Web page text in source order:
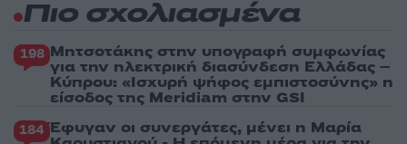
Πιο σχολιασμένα
198 Μητσοτάκης στην υπογραφή συμφωνίας
για την ηλεκτρική διασύνδεση Ελλάδας –
Κύπρου: «Ισχυρή ψήφος εμπιστοσύνης» η
είσοδος της Meridiam στην GSI
184 Έφυγαν οι συνεργάτες, μένει η Μαρία